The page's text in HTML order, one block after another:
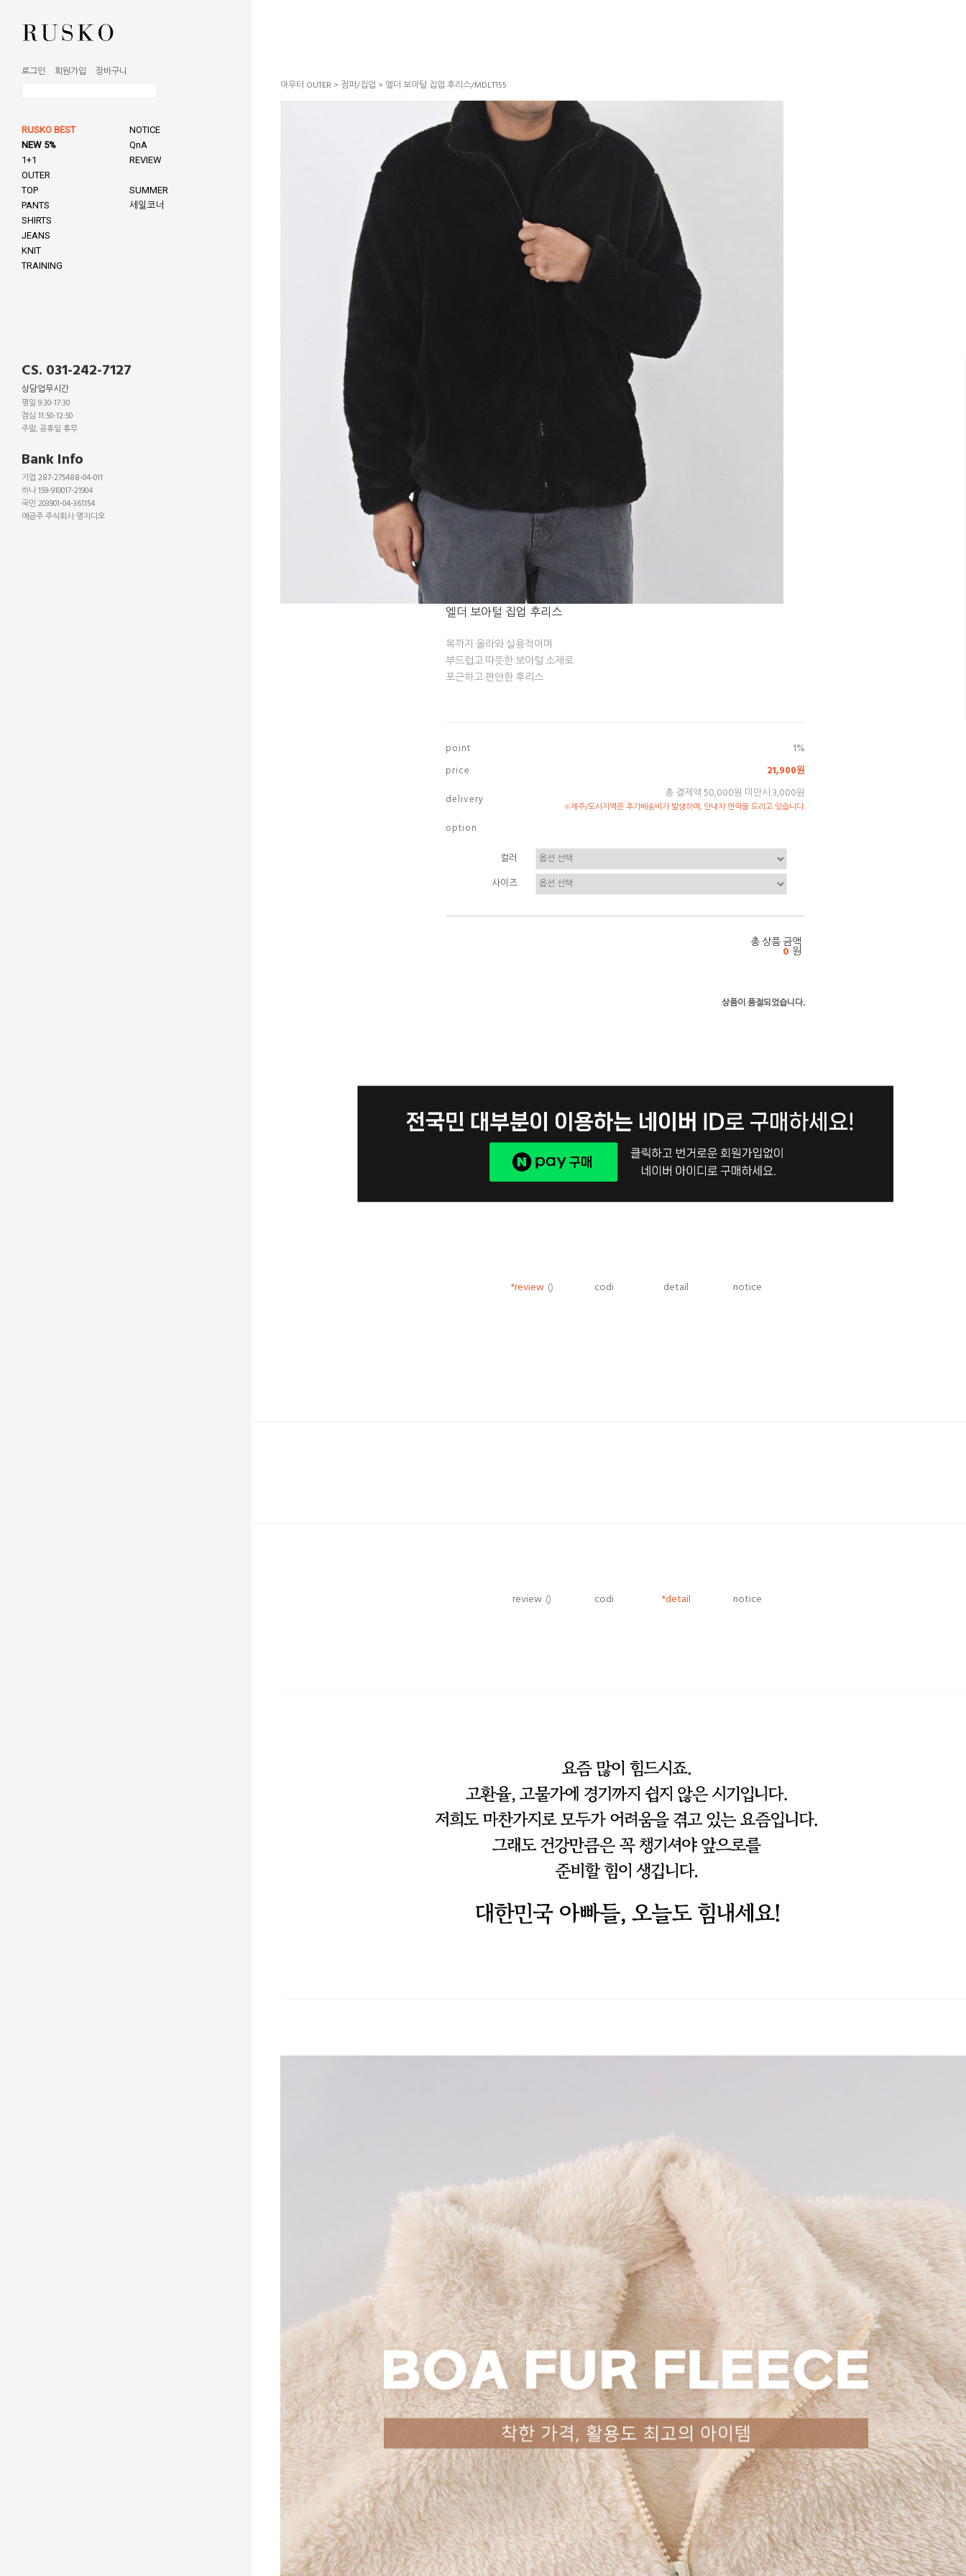
로그인 회원가입 장바구니
RUSKO BEST
NEW 5%
1+1
OUTER
TOP
PANTS
SHIRTS
JEANS
KNIT
TRAINING
NOTICE
QnA
REVIEW
SUMMER
세일코너
CS. 031-242-7127
상담업무시간
평일 9:30-17:30
점심 11:50-12:50
주말, 공휴일 휴무
Bank Info
기업 287-275488-04-011
하나 159-910017-21904
국민 203901-04-361154
예금주 주식회사 명지디오
아우터 OUTER > 점퍼/집업 > 엘더 보아털 집업 후리스/MDLT155
엘더 보아털 집업 후리스
목까지 올라와 실용적이며
부드럽고 따뜻한 보아털 소재로
포근하고 편안한 후리스
p o i n t
1%
p r i c e
21,900원
d e l i v e r y
총 결제액 50,000원 미만시 3,000원
※제주/도서지역은 추가배송비가 발생하며, 안내차 연락을 드리고 있습니다.
o p t i o n
컬러
사이즈
총 상품 금액
0 원
상품이 품절되었습니다.
*review () codi detail notice
review () codi *detail notice